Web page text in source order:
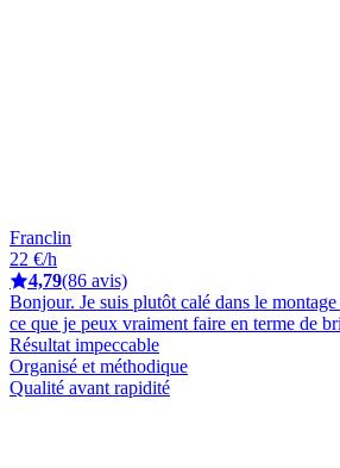
Franclin
22 €/h
4,79(86 avis)
Bonjour. Je suis plutôt calé dans le
ce que je peux vraiment faire en terme de
Résultat impeccable
Organisé et méthodique
Qualité avant rapidité